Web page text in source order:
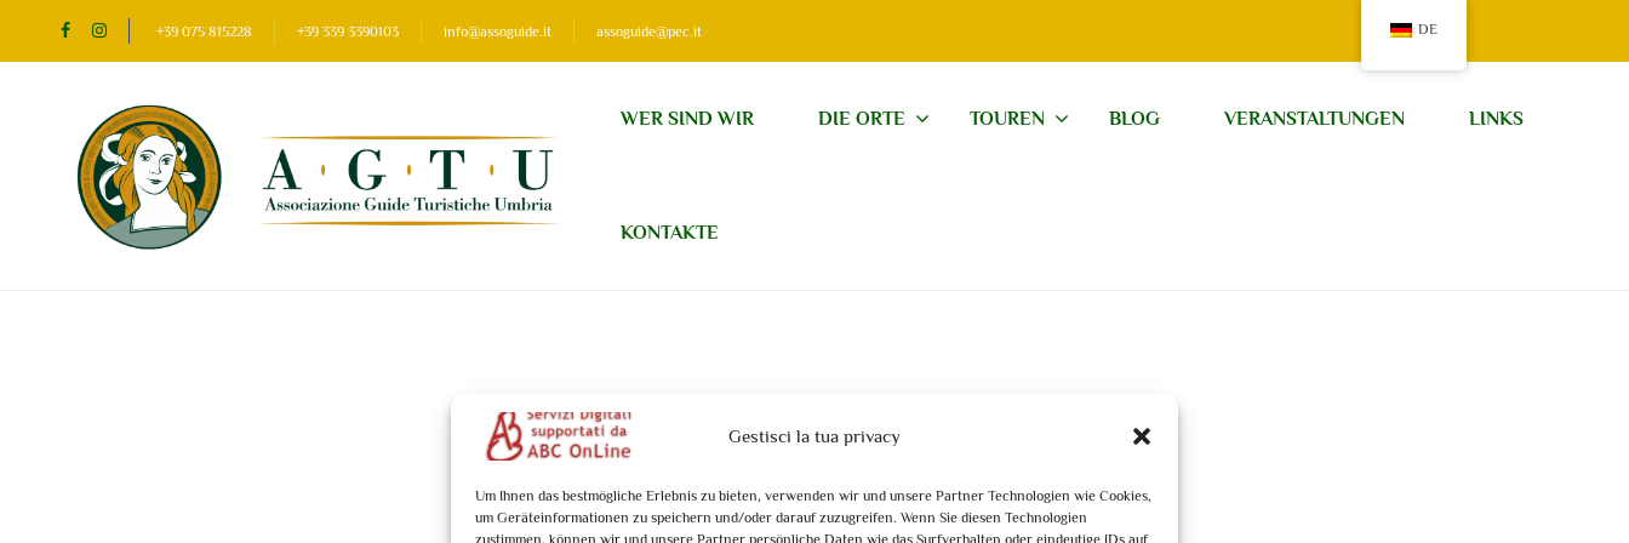
Gestisci la tua privacy
Um Ihnen das bestmögliche Erlebnis zu bieten, verwenden wir und unsere Partner Technologien wie Cookies,
um Geräteinformationen zu speichern und/oder darauf zuzugreifen. Wenn Sie diesen Technologien
zustimmen, können wir und unsere Partner persönliche Daten wie das Surfverhalten oder eindeutige IDs auf
+39 075 815228 +39 339 3390103 info@assoguide.it assoguide@pec.it
WER SIND WIR DIE ORTE TOUREN BLOG VERANSTALTUNGEN LINKS
KONTAKTE
I nostri Luoghi di cuore
DE